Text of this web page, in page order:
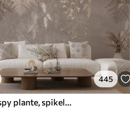
445
Un vis, delicat, wispy plante, spikelets și flori în culori pastelate maro pe un fundal cețos, texturat